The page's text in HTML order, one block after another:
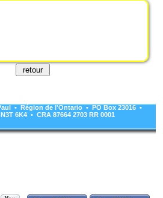
• Région de l'Ontario • PO Box 23016 •
6K4 • CRA 87664 2703 RR 0001